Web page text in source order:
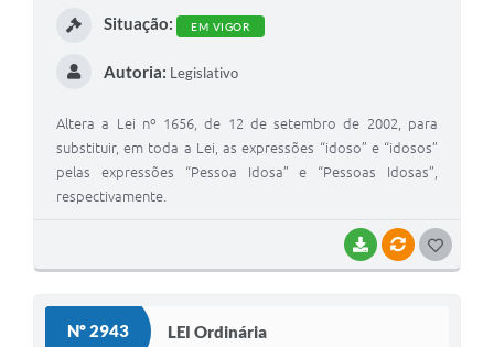
Uso de Internet e Recursos de Informática
Plano Municipal de Saneamento Básico
Guarda Civil Municipal (GCM)
Arborização urbana
Lei de Acesso à Informação
BAIXARVÍNCULOS
Situação: EM VIGOR
Autoria: Legislativo
Altera a Lei nº 1656, de 12 de setembro de 2002, para
substituir, em toda a Lei, as expressões “idoso” e “idosos”
pelas expressões “Pessoa Idosa” e “Pessoas Idosas”,
respectivamente.
Nº 2943 LEI Ordinária